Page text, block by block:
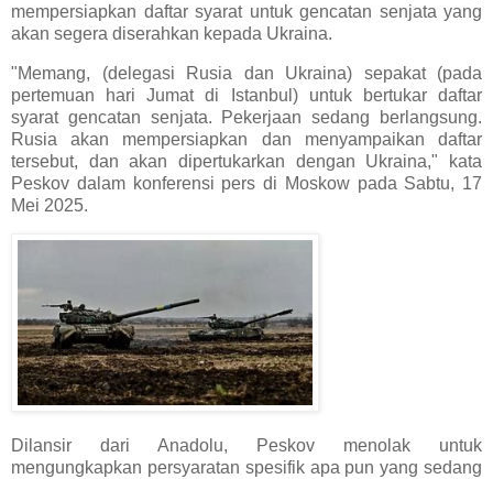
mempersiapkan daftar syarat untuk gencatan senjata yang
akan segera diserahkan kepada Ukraina.
"Memang, (delegasi Rusia dan Ukraina) sepakat (pada
pertemuan hari Jumat di Istanbul) untuk bertukar daftar
syarat gencatan senjata. Pekerjaan sedang berlangsung.
Rusia akan mempersiapkan dan menyampaikan daftar
tersebut, dan akan dipertukarkan dengan Ukraina," kata
Peskov dalam konferensi pers di Moskow pada Sabtu, 17
Mei 2025.
Dilansir dari Anadolu, Peskov menolak untuk
mengungkapkan persyaratan spesifik apa pun yang sedang